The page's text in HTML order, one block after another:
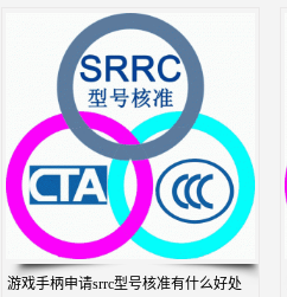
游戏手柄申请srrc型号核准有什么好处